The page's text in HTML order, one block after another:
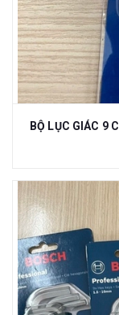
BỘ LỤC GIÁC 9